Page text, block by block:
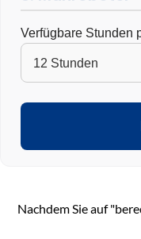
Verfügbare Stunden
Nachdem Sie auf